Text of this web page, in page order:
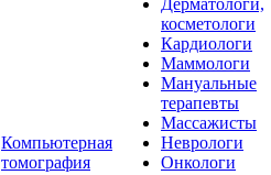
Компьютерная
томография
Дерматологи,
косметологи
Кардиологи
Маммологи
Мануальные
терапевты
Массажисты
Неврологи
Онкологи